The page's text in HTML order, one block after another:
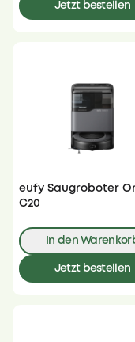
Jetzt bestellen
eufy Saugroboter
C20
In den
Jetzt bestellen